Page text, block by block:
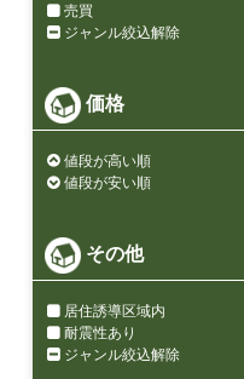
売買
ジャンル絞込解除
価格
値段が高い順
値段が安い順
その他
居住誘導区域内
耐震性あり
ジャンル絞込解除